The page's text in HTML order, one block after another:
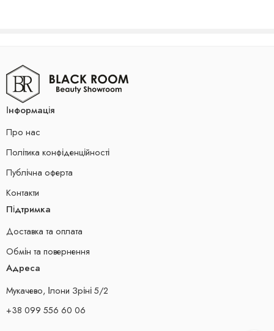
Інформація
Про нас
Політика конфіденційності
Публічна оферта
Контакти
Підтримка
Доставка та оплата
Обмін та повернення
Адреса
Мукачево, Ілони Зріні 5/2
+38 099 556 60 06